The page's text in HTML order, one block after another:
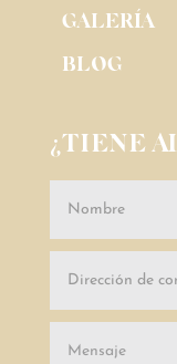
GALERÍA
BLOG
¿TIENE